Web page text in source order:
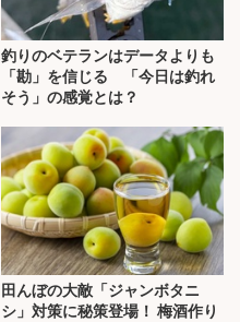
釣りのベテランはデータよりも
「勘」を信じる 「今日は釣れ
そう」の感覚とは？
田んぼの大敵「ジャンボタニ
シ」対策に秘策登場！ 梅酒作り